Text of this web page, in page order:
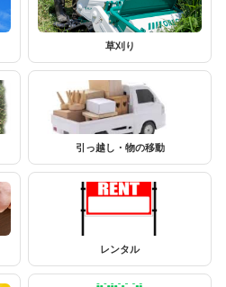
草刈り
引っ越し・物の移動
レンタル